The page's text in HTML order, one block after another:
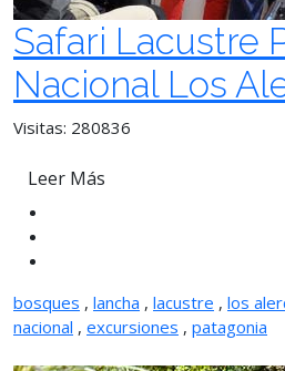
Safari Lacustre
Nacional Los
Visitas: 280836
Leer Más
bosques , lancha , lacustre , los
nacional , excursiones , patagonia